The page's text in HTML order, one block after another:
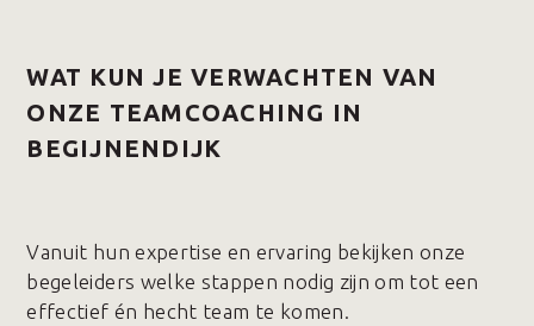
WAT KUN JE VERWACHTEN VAN
ONZE TEAMCOACHING IN
BEGIJNENDIJK
Vanuit hun expertise en ervaring bekijken onze
begeleiders welke stappen nodig zijn om tot een
effectief én hecht team te komen.